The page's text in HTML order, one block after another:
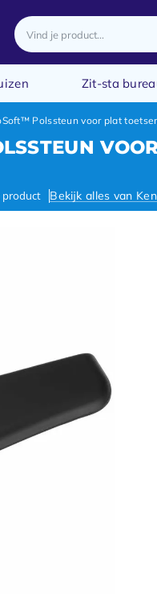
Zit-sta
Polssteun voor plat
product Bekijk alles van